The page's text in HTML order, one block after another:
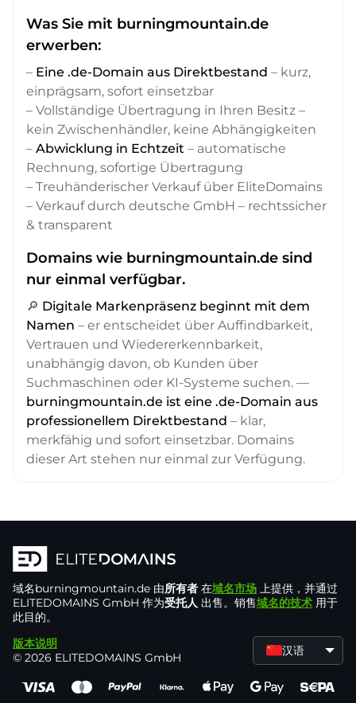
Was Sie mit burningmountain.de
erwerben:
– Eine .de-Domain aus Direktbestand – kurz,
einprägsam, sofort einsetzbar
– Vollständige Übertragung in Ihren Besitz –
kein Zwischenhändler, keine Abhängigkeiten
– Abwicklung in Echtzeit – automatische
Rechnung, sofortige Übertragung
– Treuhänderischer Verkauf über EliteDomains
– Verkauf durch deutsche GmbH – rechtssicher
& transparent
Domains wie burningmountain.de sind
nur einmal verfügbar.
🔎 Digitale Markenpräsenz beginnt mit dem
Namen – er entscheidet über Auffindbarkeit,
Vertrauen und Wiedererkennbarkeit,
unabhängig davon, ob Kunden über
Suchmaschinen oder KI-Systeme suchen. —
burningmountain.de ist eine .de-Domain aus
professionellem Direktbestand – klar,
merkfähig und sofort einsetzbar. Domains
dieser Art stehen nur einmal zur Verfügung.
域名burningmountain.de 由所有者 在域名市场 上提供，并通过
ELITEDOMAINS GmbH 作为受托人 出售。销售域名的技术 用于
此目的。
版本说明
© 2026 ELITEDOMAINS GmbH
汉语